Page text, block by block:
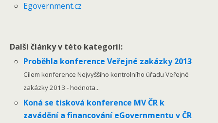
Egovernment.cz
Další články v této kategorii:
Proběhla konference Veřejné zakázky 2013
Cílem konference Nejvyššího kontrolního úřadu Veřejné
zakázky 2013 - hodnota...
Koná se tisková konference MV ČR k
zavádění a financování eGovernmentu v ČR